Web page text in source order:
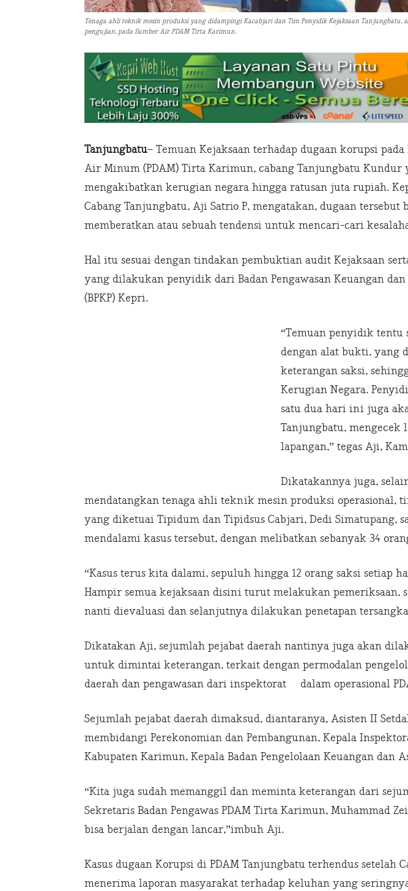
Tenaga ahli teknik mesin produksi yang didampingi Kacabjari dan Tim Penyidik Kejaksaan Tanjungbatu,
pengujian, pada Sumber Air PDAM Tirta Karimun.
Tanjungbatu– Temuan Kejaksaan terhadap dugaan korupsi pada
Air Minum (PDAM) Tirta Karimun, cabang Tanjungbatu Kundur
mengakibatkan kerugian negara hingga ratusan juta rupiah.
Cabang Tanjungbatu, Aji Satrio P, mengatakan, dugaan tersebut
memberatkan atau sebuah tendensi untuk mencari-cari
Hal itu sesuai dengan tindakan pembuktian audit Kejaksaan
yang dilakukan penyidik dari Badan Pengawasan Keuangan dan
(BPKP) Kepri.
“Temuan penyidik tentu
dengan alat bukti, yang
keterangan saksi,
Kerugian Negara.
satu dua hari ini juga
Tanjungbatu, mengecek
lapangan,” tegas Aji,
Dikatakannya juga,
mendatangkan tenaga ahli teknik mesin produksi operasional,
yang diketuai Tipidum dan Tipidsus Cabjari, Dedi Simatupang,
mendalami kasus tersebut, dengan melibatkan sebanyak 34
“Kasus terus kita dalami, sepuluh hingga 12 orang saksi setiap
Hampir semua kejaksaan disini turut melakukan pemeriksaan,
nanti dievaluasi dan selanjutnya dilakukan penetapan
Dikatakan Aji, sejumlah pejabat daerah nantinya juga akan
untuk dimintai keterangan, terkait dengan permodalan
daerah dan pengawasan dari inspektorat dalam operasional
Sejumlah pejabat daerah dimaksud, diantaranya, Asisten II
membidangi Perekonomian dan Pembangunan, Kepala
Kabupaten Karimun, Kepala Badan Pengelolaan Keuangan dan
“Kita juga sudah memanggil dan meminta keterangan dari
Sekretaris Badan Pengawas PDAM Tirta Karimun, Muhammad
bisa berjalan dengan lancar,”imbuh Aji.
Kasus dugaan Korupsi di PDAM Tanjungbatu terhendus setelah
menerima laporan masyarakat terhadap keluhan yang